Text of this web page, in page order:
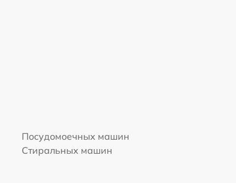
Посудомоечных машин
Стиральных машин